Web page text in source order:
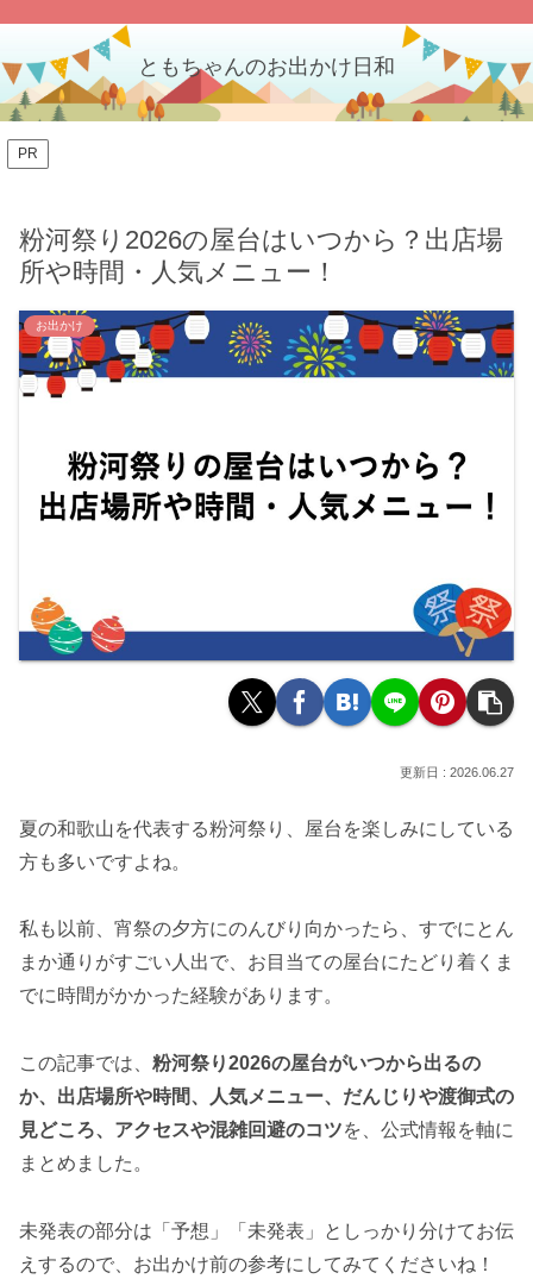
ともちゃんのお出かけ日和
PR
粉河祭り2026の屋台はいつから？出店場
所や時間・人気メニュー！
お出かけ
2026.06.27
夏の和歌山を代表する粉河祭り、屋台を楽しみにしている
方も多いですよね。
私も以前、宵祭の夕方にのんびり向かったら、すでにとん
まか通りがすごい人出で、お目当ての屋台にたどり着くま
でに時間がかかった経験があります。
この記事では、 粉河祭り2026の屋台がいつから出るの
か、出店場所や時間、人気メニュー、だんじりや渡御式の
見どころ、アクセスや混雑回避のコツを、公式情報を軸に
まとめました。
未発表の部分は「予想」「未発表」としっかり分けてお伝
えするので、お出かけ前の参考にしてみてくださいね！